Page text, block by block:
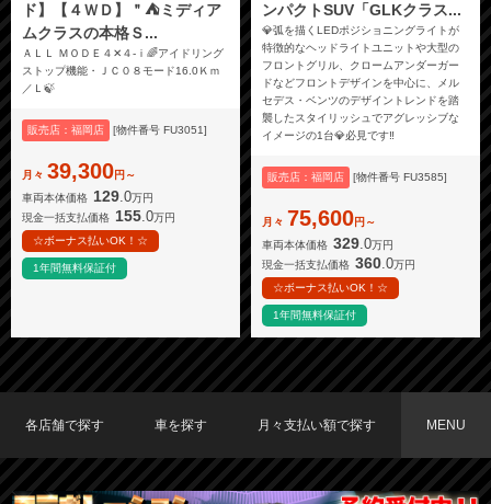
ド】【４ＷＤ】＂⛺ミディア
ムクラスの本格Ｓ...
ＡＬＬ ＭＯＤＥ４✕４-ｉ🌈アイドリング
ストップ機能・ＪＣ０８モード16.0Ｋｍ
／Ｌ🍃
販売店：福岡店 [物件番号 FU3051]
月々 39,300円～
車両本体価格 129 .0万円
現金一括支払価格 155.0万円
☆ボーナス払いOK！☆
1年間無料保証付
ンパクトSUV「GLKクラス...
💎弧を描くLEDポジショニングライトが
特徴的なヘッドライトユニットや大型の
フロントグリル、クロームアンダーガー
ドなどフロントデザインを中心に、メル
セデス・ベンツのデザイントレンドを踏
襲したスタイリッシュでアグレッシブな
イメージの1台💎必見です‼️
販売店：福岡店 [物件番号 FU3585]
月々 75,600円～
車両本体価格 329 .0万円
現金一括支払価格 360.0万円
☆ボーナス払いOK！☆
1年間無料保証付
各店舗で探す
TOKYO店在庫車両
大阪店在庫車両
福岡店在庫車両
車を探す
車種で探す
メーカーで探す
月々支払い額で探す
〜19,999円
20,000円〜29,999円
30,000円〜39,999円
40,000円〜49,999円
50,000円〜
MENU